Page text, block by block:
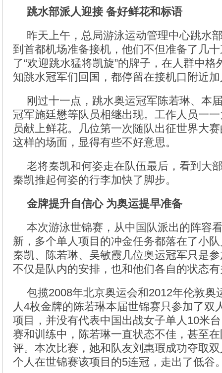
跳水部派人迎接 备好鲜花和标语
昨天上午，总局游泳运动管理中心跳水
到首都机场准备接机，他们不但准备了几
了“欢迎跳水猛将凯旋”的牌子，在人群中
知跳水冠军们回国，都停留在接机口附近
刚过十一点，跳水奥运冠军陈若琳、本
冠军施廷懋等队员相继出现。工作人员一
员献上鲜花。几位第一次随队出征世界大
这样的场面，显得有些不好意思。
老将秦凯和何姿走在队伍最后，看到大
秦凯推起何姿的行李加快了脚步。
金牌提升自信心 为奥运提早准备
本次游泳世锦赛，从中国队派出的阵容
新，多个单人项目的冲金任务都落在了小
秦凯、陈若琳、吴敏霞几位奥运冠军只是
不仅是队内的安排，也和他们各自的状态
包揽2008年北京奥运会和2012年伦敦奥
人4枚金牌的陈若琳本届世锦赛只参加了双
项目，并没有代表中国出战女子单人10米
赛和训练中，陈若琳一直状态不佳，甚至
评。本次比赛，她和队友刘惠瑕成功夺取
个人在世锦赛该项目的5连冠，走出了低谷